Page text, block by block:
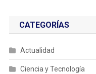
CATEGORÍAS
Actualidad
Ciencia y Tecnología